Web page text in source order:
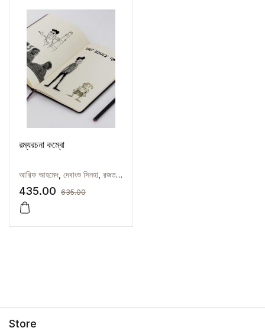
রম্যরচনা কম্বো
আরিফ আহমেদ দেবাংশু সিনহা রজত শুভ্র বন্দ্যোপাধ্যায়
435.00 635.00
Store